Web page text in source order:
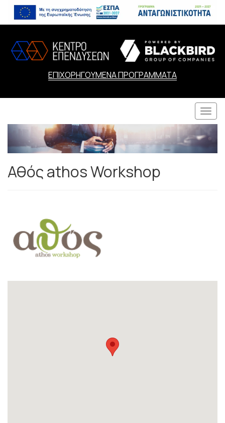
ΕΠΙΧΟΡΗΓΟΥΜΕΝΑ ΠΡΟΓΡΑΜΜΑΤΑ
Αθός athos Workshop